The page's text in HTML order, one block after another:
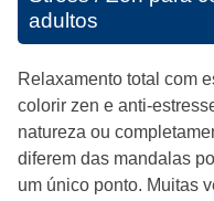
adultos
Relaxamento total com
colorir zen e anti-
natureza ou
diferem das mandalas
um único ponto. Muitas